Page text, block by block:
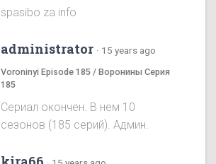
spasibo za info
administrator · 15 years ago
Voroninyi Episode 185 / Воронины Серия
185
Сериал окончен. В нем 10
сезонов (185 серий). Админ.